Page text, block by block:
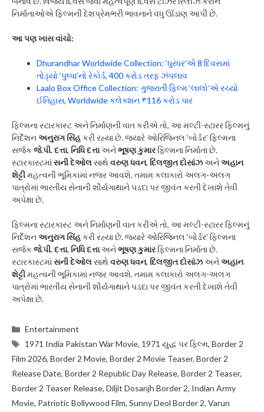
નિર્માતાઓએ ફિલ્મની દેશપ્રેમભરી ભાવનાને વધુ ઊંડાણ આપી છે.
આ પણ ખાસ વાંચો:
Dhurandhar Worldwide Collection: ‘ધુરંધર’એ 8 દિવસમાં
તોડ્યો ‘પુષ્પા’નો રેકોર્ડ, 400 કરોડ તરફ ઝંપલાવ
Laalo Box Office Collection: ગુજરાતી ફિલ્મ ‘લાલો’એ રચ્યો
ઈતિહાસ, Worldwide કલેક્શન ₹116 કરોડ પાર
ફિલ્મના સ્ટારકાસ્ટ અને નિર્માણની વાત કરીએ તો, આ મલ્ટી-સ્ટારર ફિલ્મનું
નિર્દેશન અનુરાગ સિંહ કરી રહ્યા છે. જ્યારે ઓરિજિનલ ‘બોર્ડર’ ફિલ્મના
સર્જકજે.પી. દત્તા, નિધિ દત્તાઅને ભૂષણ કુમારફિલ્મના નિર્માતા છે.
સ્ટારકાસ્ટમાં સની દેઓલસાથે વરુણ ધવન, દિલજીત દોસાંઝઅને અહાન
શેટ્ટીમહત્વની ભૂમિકામાં નજર આવશે. તમામ કલાકારો અલગ-અલગ
પાત્રોમાં ભારતીય સેનાની શૌર્યગાથાને પડદા પર જીવંત કરતી દેખાશે તેવી
અપેક્ષા છે.
ફિલ્મના સ્ટારકાસ્ટ અને નિર્માણની વાત કરીએ તો, આ મલ્ટી-સ્ટારર ફિલ્મનું
નિર્દેશન અનુરાગ સિંહ કરી રહ્યા છે. જ્યારે ઓરિજિનલ ‘બોર્ડર’ ફિલ્મના
સર્જકજે.પી. દત્તા, નિધિ દત્તાઅને ભૂષણ કુમારફિલ્મના નિર્માતા છે.
સ્ટારકાસ્ટમાં સની દેઓલસાથે વરુણ ધવન, દિલજીત દોસાંઝઅને અહાન
શેટ્ટીમહત્વની ભૂમિકામાં નજર આવશે. તમામ કલાકારો અલગ-અલગ
પાત્રોમાં ભારતીય સેનાની શૌર્યગાથાને પડદા પર જીવંત કરતી દેખાશે તેવી
અપેક્ષા છે.
Categories
Entertainment
Tags
1971 India Pakistan War Movie, 1971 યુદ્ધ પર ફિલ્મ,Border 2
Film 2026, Border 2 Movie, Border 2 Movie Teaser, Border 2
Release Date, Border 2 Republic Day Release, Border 2 Teaser,
Border 2 Teaser Release, Diljit Dosanjh Border 2, Indian Army
Movie, Patriotic Bollywood Film, Sunny Deol Border 2, Varun